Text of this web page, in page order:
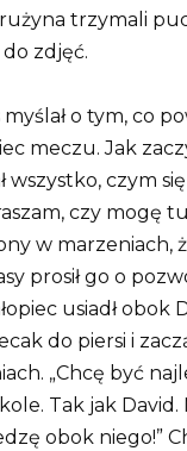
trzymali
zdjęć.
myślał o tym, co
meczu.Jak
wszystko, czym się
czy mogę
w marzeniach,
prosił go o
usiadł obok
do piersi i
„Chcę być
Tak jak David.
obok niego!”